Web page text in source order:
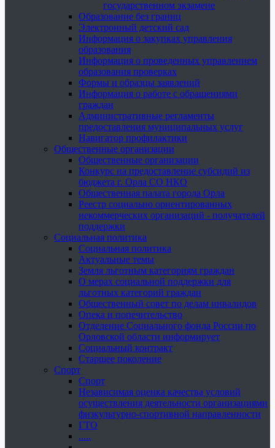
государственном экзамене
Образование без границ
Электронный детский сад
Информация о закупках управления
образования
Информация о проведенных управлением
образования проверках
Формы и образцы заявлений
Информация о работе с обращениями
граждан
Административные регламенты
предоставления муниципальных услуг
Навигатор профилактики
Общественные организации
Общественные организации
Конкурс на предоставление субсидий из
бюджета г. Орла СО НКО
Общественная палата города Орла
Реестр социально ориентированных
некоммерческих организаций - получателей
поддержки
Социальная политика
Социальная политика
Актуальные темы
Земля льготным категориям граждан
О мерах социальной поддержки для
льготных категорий граждан
Общественный совет по делам инвалидов
Опека и попечительство
Отделение Социального фонда России по
Орловской области информирует
Социальный контракт
Старшее поколение
Спорт
Спорт
Независимая оценка качества условий
осуществления деятельности организациями
физкультурно-спортивной направленности
ГТО
.....